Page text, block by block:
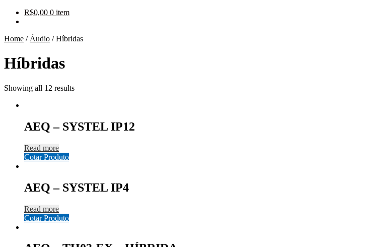
R$0,00 0 item
Home / Áudio /Híbridas
Híbridas
Showing all 12 results
AEQ – SYSTEL IP12
Read more
Cotar Produto
AEQ – SYSTEL IP4
Read more
Cotar Produto